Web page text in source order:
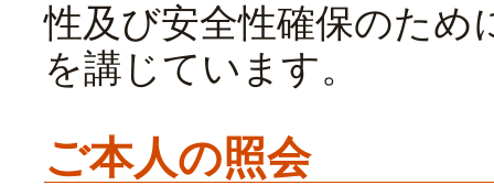
性及び安全性確保のため
を講じています。
ご本人の照会